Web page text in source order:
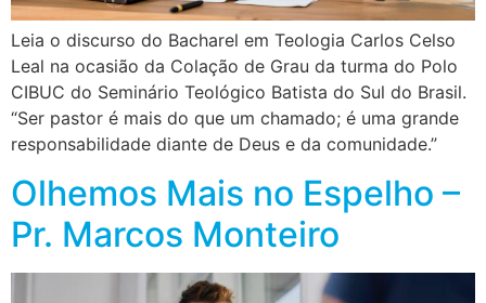
Leia o discurso do Bacharel em Teologia Carlos Celso
Leal na ocasião da Colação de Grau da turma do Polo
CIBUC do Seminário Teológico Batista do Sul do Brasil.
“Ser pastor é mais do que um chamado; é uma grande
responsabilidade diante de Deus e da comunidade.”
Olhemos Mais no Espelho –
Pr. Marcos Monteiro